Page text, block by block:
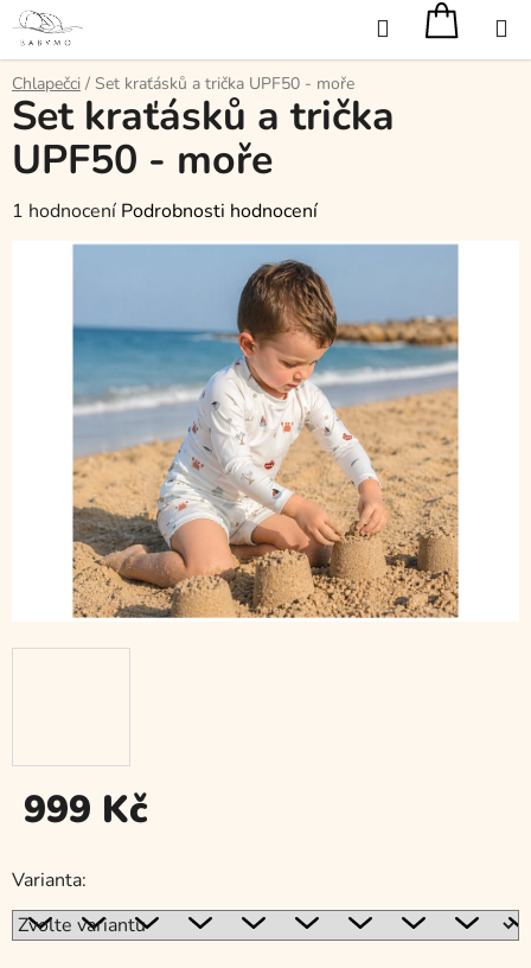
Přejít
obsah
Hledat
Chlapečci / Set kraťásků a trička UPF50 - moře
999 Kč
cena:
Varianta:
Set kraťásků a trička
UPF50 - moře
Průměrné
hodnocení
1 hodnocení Podrobnosti hodnocení